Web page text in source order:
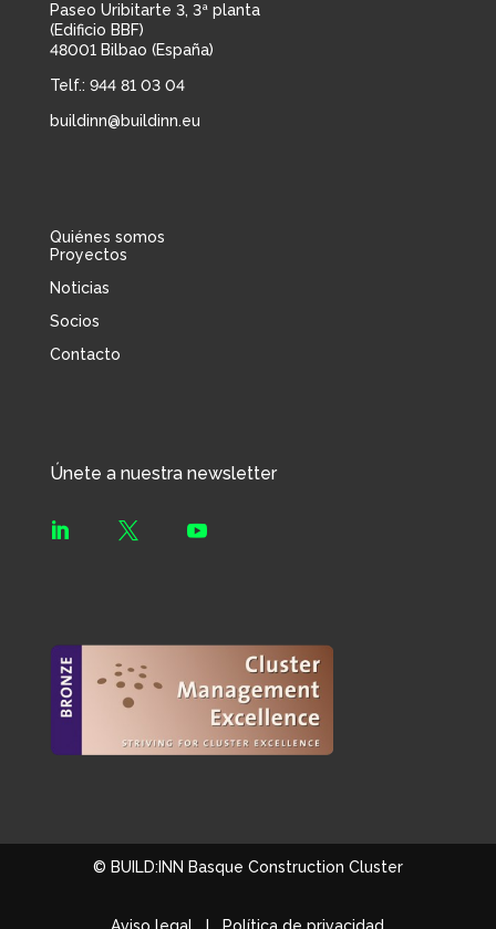
Paseo Uribitarte 3, 3ª planta
(Edificio BBF)
48001 Bilbao (España)
Telf.: 944 81 03 04
buildinn@buildinn.eu
Quiénes somos
Proyectos
Noticias
Socios
Contacto
Únete a nuestra newsletter
  
© BUILD:INN Basque Construction Cluster